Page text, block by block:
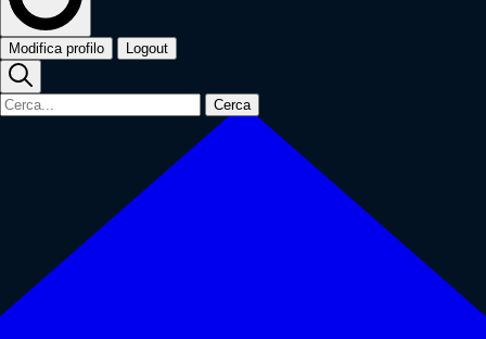
Modifica profilo Logout
Cerca